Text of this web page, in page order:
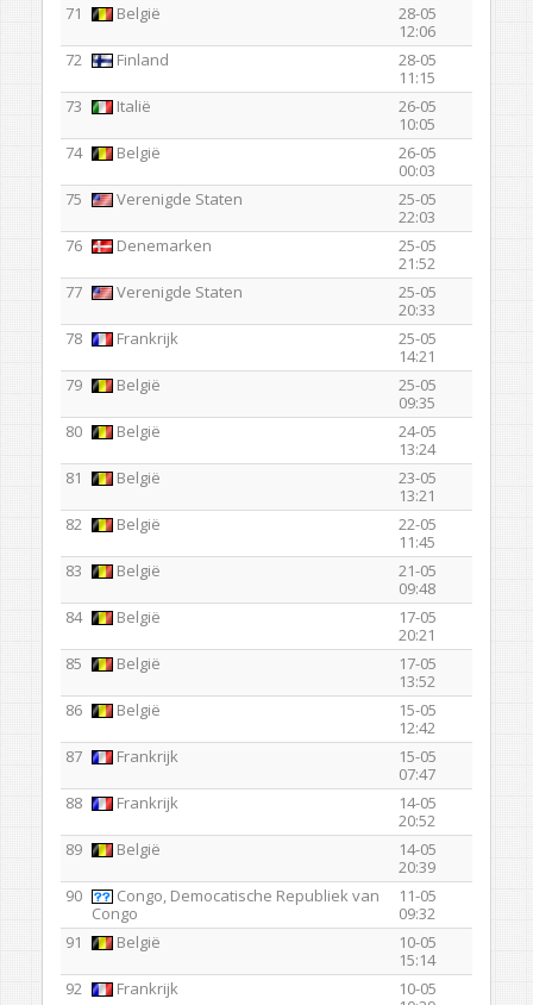
71
België
28-05
12:06
72
Finland
28-05
11:15
73
Italië
26-05
10:05
74
België
26-05
00:03
75
Verenigde Staten
25-05
22:03
76
Denemarken
25-05
21:52
77
Verenigde Staten
25-05
20:33
78
Frankrijk
25-05
14:21
79
België
25-05
09:35
80
België
24-05
13:24
81
België
23-05
13:21
82
België
22-05
11:45
83
België
21-05
09:48
84
België
17-05
20:21
85
België
17-05
13:52
86
België
15-05
12:42
87
Frankrijk
15-05
07:47
88
Frankrijk
14-05
20:52
89
België
14-05
20:39
90
Congo, Democatische Republiek van
Congo
11-05
09:32
91
België
10-05
15:14
92
Frankrijk
10-05